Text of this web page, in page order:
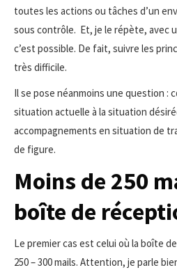
toutes les actions ou tâches d’un
sous contrôle. Et, je le répète, avec
c’est possible. De fait, suivre les
très difficile.
Il se pose néanmoins une question :
situation actuelle à la situation
accompagnements en situation de
de figure.
Moins de 250
boîte de
Le premier cas est celui où la boîte
250 – 300 mails. Attention, je parle